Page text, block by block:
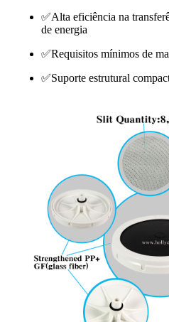
✅Alta eficiência na
de energia
✅Requisitos mínimos de
✅Suporte estrutural